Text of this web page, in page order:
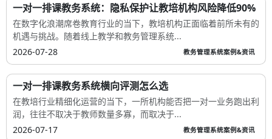
一对一排课教务系统：隐私保护让教培机构风险降低90%
在数字化浪潮席卷教育行业的当下，教培机构正面临着前所未有的
机遇与挑战。随着线上教学和教务管理系统...
2026-07-28
教务管理系统案例&资讯
一对一排课教务系统横向评测怎么选
在教培行业精细化运营的当下，一所机构能否把一对一业务跑出利
润，往往不取决于教师数量多寡，而取决于...
2026-07-17
教务管理系统案例&资讯